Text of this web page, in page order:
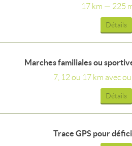
17 km — 225
Détails
Marches familiales ou
7, 12 ou 17 km avec
Détails
Trace GPS pour